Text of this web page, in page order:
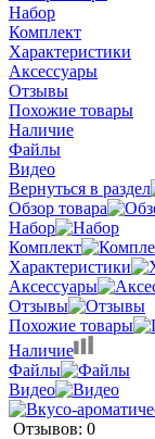
Набор
Комплект
Характеристики
Аксессуары
Отзывы
Похожие товары
Наличие
Файлы
Видео
Вернуться в раздел
Обзор товара
Набор
Комплект
Характеристики
Аксессуары
Отзывы
Похожие товары
Наличие
Файлы
Видео
Отзывов: 0